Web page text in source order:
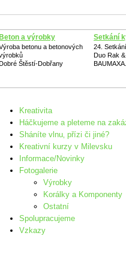
Beton a výrobky
betonu a betonových
Štěstí-Dobřany
Setkání
24.
Duo Rak
Kreativita
Háčkujeme a pleteme na
Sháníte vlnu‚ přízi či jiné?
Kreativní kurzy v Milevsku
Informace/Novinky
Fotogalerie
Výrobky
Korálky a Komponenty
Ostatní
Spolupracujeme
Vzkazy